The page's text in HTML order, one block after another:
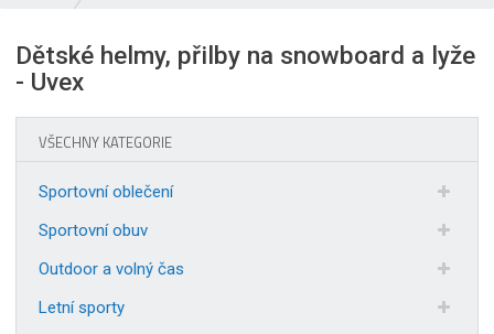
t
í
s
Dětské helmy, přilby na snowboard a lyže
- Uvex
VŠECHNY KATEGORIE
Sportovní oblečení
Sportovní obuv
Outdoor a volný čas
Letní sporty